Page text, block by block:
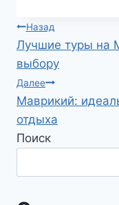
Навигация
по
записям
Назад
Лучшие туры на
выбору
Далее
Маврикий:
отдыха
Поиск